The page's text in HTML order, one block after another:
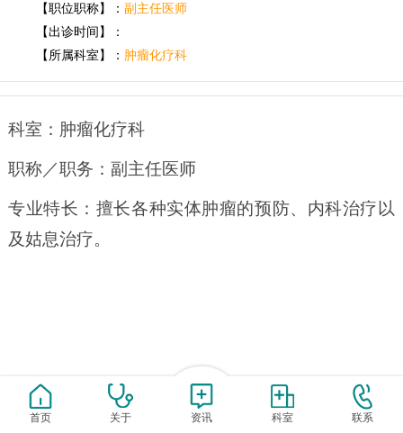
【职位职称】： 副主任医师
【出诊时间】：
【所属科室】： 肿瘤化疗科
科室：肿瘤化疗科
职称／职务：副主任医师
专业特长：擅长各种实体肿瘤的预防、内科治疗以
及姑息治疗。
首页 关于 资讯 科室 联系